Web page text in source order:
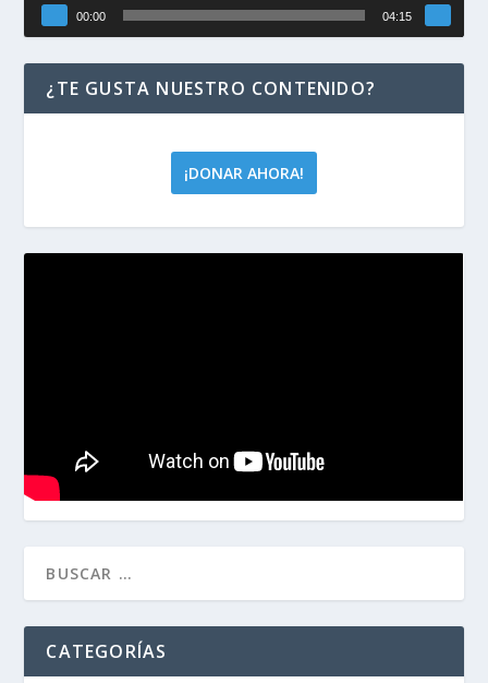
00:00 04:15
¿TE GUSTA NUESTRO CONTENIDO?
¡DONAR AHORA!
CATEGORÍAS